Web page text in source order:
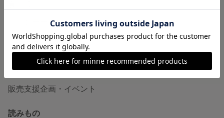
ヴィンテージ販売
ダウンロード販売
minne PLUS
minne LAB
販売支援企画・イベント
読みもの